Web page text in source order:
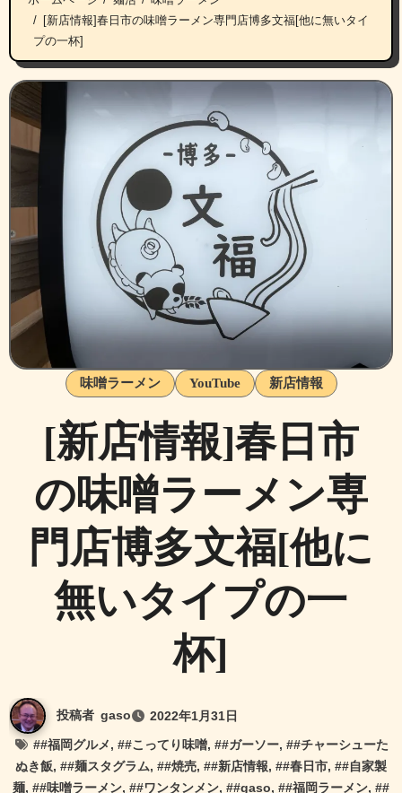
[新店情報]春日市の味噌ラーメン専門店博多文福[他に無いタイ
プの一杯]
味噌ラーメン YouTube 新店情報
[新店情報]春日市
の味噌ラーメン専
門店博多文福[他に
無いタイプの一
杯]
投稿者 gaso
2022年1月31日
##福岡グルメ, ##こってり味噌, ##ガーソー, ##チャーシューた
ぬき飯, ##麺スタグラム, ##焼売, ##新店情報, ##春日市, ##自家製
麺, ##味噌ラーメン, ##ワンタンメン, ##gaso, ##福岡ラーメン, ##